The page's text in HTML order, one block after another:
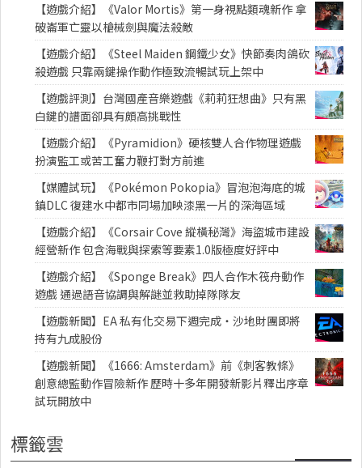
【遊戲介紹】《Valor Mortis》第一身視點類魂新作 拿
破崙軍亡靈以槍械劍與魔法殺敵
【遊戲介紹】《Steel Maiden 鋼鐵少女》快節奏肉鴿砍
殺遊戲 只靠兩鍵操作動作極致流暢試玩上架中
【遊戲評測】台灣國產音樂遊戲《莉莉狂想曲》只有黑
白鍵的譜面卻具有頗高挑戰性
【遊戲介紹】《Pyramidion》硬核雙人合作物理遊戲
扮演監工或苦工奮力鞭打對方前進
【媒體試玩】《Pokémon Pokopia》冒泡泡海底的城
鎮DLC 復建水中都市同場加映漆黑一片的深海區域
【遊戲介紹】《Corsair Cove 縱橫秘灣》海盜城市建設
經營新作 包含海戰與探索等要素1.0版極度好評中
【遊戲介紹】《Sponge Break》四人合作木筏舟動作
遊戲 通過語音協調與解謎並救助掉隊隊友
【遊戲新聞】EA 私有化交易下週完成・沙地財團即將
持有九成股份
【遊戲新聞】《1666: Amsterdam》前《刺客教條》
創意總監動作冒險新作 歷時十多年開發新影片釋出序章
試玩開放中
標籤雲